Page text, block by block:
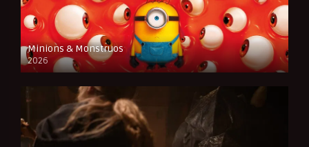
Minions & Monstruos
2026
CAM